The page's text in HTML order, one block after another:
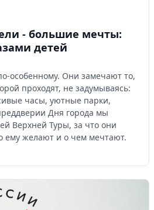
- большие мечты:
детей
особенному. Они замечают то,
проходят, не задумываясь:
часы, уютные парки,
Дня города мы
Верхней Туры, за что они
ему желают и о чем мечтают.